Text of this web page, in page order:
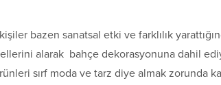
bazen sanatsal etki ve farklılık
alarak bahçe dekorasyonuna dahil
sırf moda ve tarz diye almak zorunda